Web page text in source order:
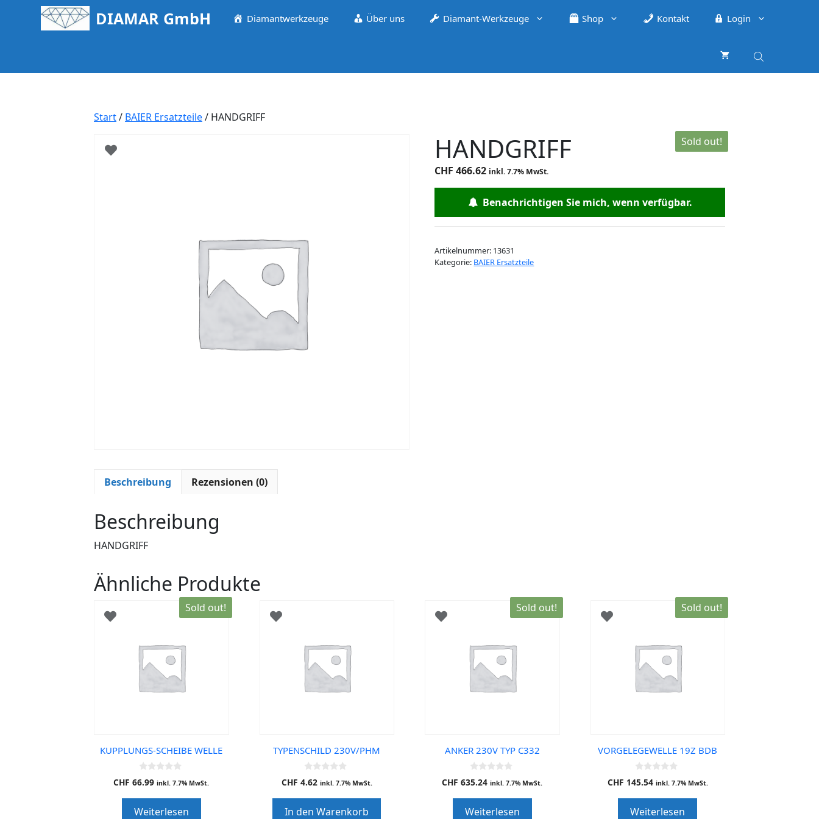
DIAMAR GmbH Diamantwerkzeuge Über uns Diamant-Werkzeuge Shop Kontakt Login
Start/ BAIER Ersatzteile/ HANDGRIFF
Sold out!
HANDGRIFF
CHF 466.62 inkl. 7.7% MwSt.
Benachrichtigen Sie mich, wenn verfügbar.
Artikelnummer: 13631
Kategorie: BAIER Ersatzteile
Beschreibung Rezensionen (0)
Beschreibung
HANDGRIFF
Ähnliche Produkte
Sold out!
KUPPLUNGS-SCHEIBE WELLE
0
o
o
CHF 66.99 inkl. 7.7% MwSt.
Weiterlesen
TYPENSCHILD 230V/PHM
0
o
o
CHF 4.62 inkl. 7.7% MwSt.
In den Warenkorb
Sold out!
ANKER 230V TYP C332
0
o
o
CHF 635.24 inkl. 7.7% MwSt.
Weiterlesen
Sold out!
VORGELEGEWELLE 19Z BDB
0
o
o
CHF 145.54 inkl. 7.7% MwSt.
Weiterlesen